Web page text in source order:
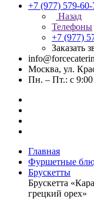
+7 (977) 579-60-
Назад
Телефоны
+7 (977)
Заказать
Москва, ул.
Пн. – Пт.: с 9:00
Главная
Фуршетные
Брускетты
Брускетта
грецкий орех»